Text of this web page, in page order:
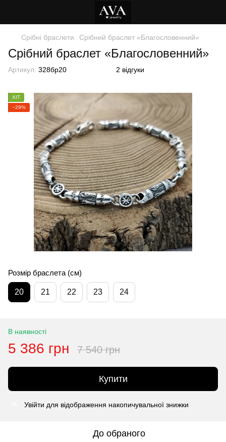
Срібні браслети Срібний браслет «Благословенний»
Срібний браслет «Благословенний»
Артикул: 328бр20 2 відгуки
ХІТ
−29%
Розмір браслета (см)
20 21 22 23 24
В наявності
5 386 грн 7 540 грн
Купити
Увійти для відображення накопичувальної знижки
До обраного